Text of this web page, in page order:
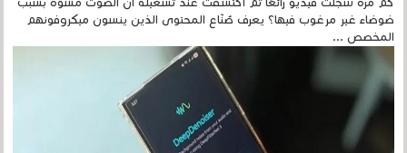
ضوضاء غير مرغوب فيها؟ يعرف صُنّاع المحتوى الذين ينسون ميكروفونهم
المخصص ...